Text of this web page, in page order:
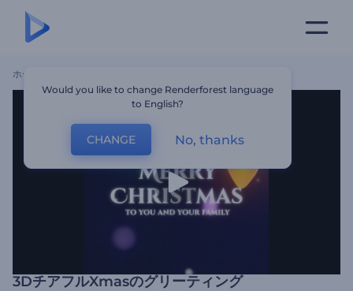
ホーム
3DチアフルXmasのグリーティング
Would you like to change Renderforest language
to English?
CHANGE No, thanks